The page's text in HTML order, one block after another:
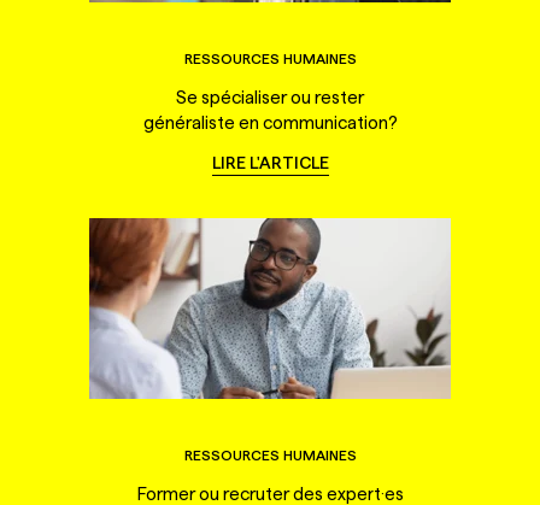
RESSOURCES HUMAINES
Se spécialiser ou rester
généraliste en communication?
LIRE L'ARTICLE
RESSOURCES HUMAINES
Former ou recruter des expert·es